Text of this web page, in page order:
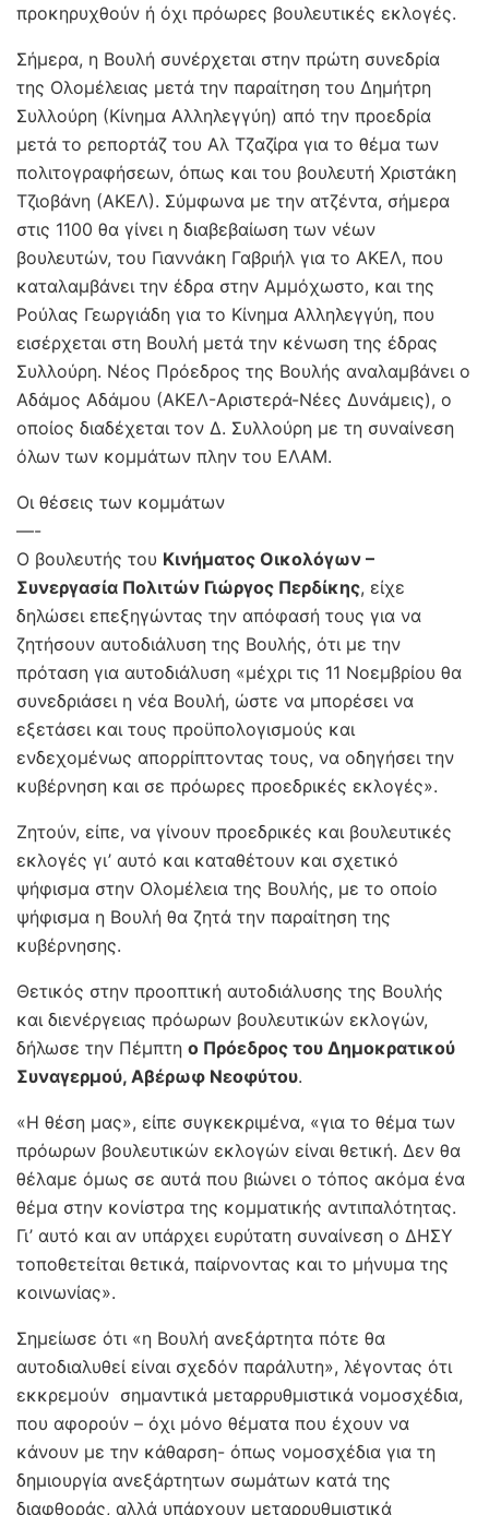
προκηρυχθούν ή όχι πρόωρες βουλευτικές εκλογές.
Σήμερα, η Βουλή συνέρχεται στην πρώτη συνεδρία
της Ολομέλειας μετά την παραίτηση του Δημήτρη
Συλλούρη (Κίνημα Αλληλεγγύη) από την προεδρία
μετά το ρεπορτάζ του Αλ Τζαζίρα για το θέμα των
πολιτογραφήσεων, όπως και του βουλευτή Χριστάκη
Τζιοβάνη (ΑΚΕΛ). Σύμφωνα με την ατζέντα, σήμερα
στις 1100 θα γίνει η διαβεβαίωση των νέων
βουλευτών, του Γιαννάκη Γαβριήλ για το ΑΚΕΛ, που
καταλαμβάνει την έδρα στην Αμμόχωστο, και της
Ρούλας Γεωργιάδη για το Κίνημα Αλληλεγγύη, που
εισέρχεται στη Βουλή μετά την κένωση της έδρας
Συλλούρη. Νέος Πρόεδρος της Βουλής αναλαμβάνει ο
Αδάμος Αδάμου (ΑΚΕΛ-Αριστερά-Νέες Δυνάμεις), ο
οποίος διαδέχεται τον Δ. Συλλούρη με τη συναίνεση
όλων των κομμάτων πλην του ΕΛΑΜ.
Οι θέσεις των κομμάτων
—-
Ο βουλευτής του Κινήματος Οικολόγων –
Συνεργασία Πολιτών Γιώργος Περδίκης, είχε
δηλώσει επεξηγώντας την απόφασή τους για να
ζητήσουν αυτοδιάλυση της Βουλής, ότι με την
πρόταση για αυτοδιάλυση «μέχρι τις 11 Νοεμβρίου θα
συνεδριάσει η νέα Βουλή, ώστε να μπορέσει να
εξετάσει και τους προϋπολογισμούς και
ενδεχομένως απορρίπτοντας τους, να οδηγήσει την
κυβέρνηση και σε πρόωρες προεδρικές εκλογές».
Ζητούν, είπε, να γίνουν προεδρικές και βουλευτικές
εκλογές γι’ αυτό και καταθέτουν και σχετικό
ψήφισμα στην Ολομέλεια της Βουλής, με το οποίο
ψήφισμα η Βουλή θα ζητά την παραίτηση της
κυβέρνησης.
Θετικός στην προοπτική αυτοδιάλυσης της Βουλής
και διενέργειας πρόωρων βουλευτικών εκλογών,
δήλωσε την Πέμπτη ο Πρόεδρος του Δημοκρατικού
Συναγερμού, Αβέρωφ Νεοφύτου.
«Η θέση μας», είπε συγκεκριμένα, «για το θέμα των
πρόωρων βουλευτικών εκλογών είναι θετική. Δεν θα
θέλαμε όμως σε αυτά που βιώνει ο τόπος ακόμα ένα
θέμα στην κονίστρα της κομματικής αντιπαλότητας.
Γι’ αυτό και αν υπάρχει ευρύτατη συναίνεση ο ΔΗΣΥ
τοποθετείται θετικά, παίρνοντας και το μήνυμα της
κοινωνίας».
Σημείωσε ότι «η Βουλή ανεξάρτητα πότε θα
αυτοδιαλυθεί είναι σχεδόν παράλυτη», λέγοντας ότι
εκκρεμούν σημαντικά μεταρρυθμιστικά νομοσχέδια,
που αφορούν – όχι μόνο θέματα που έχουν να
κάνουν με την κάθαρση- όπως νομοσχέδια για τη
δημιουργία ανεξάρτητων σωμάτων κατά της
διαφθοράς, αλλά υπάρχουν μεταρρυθμιστικά